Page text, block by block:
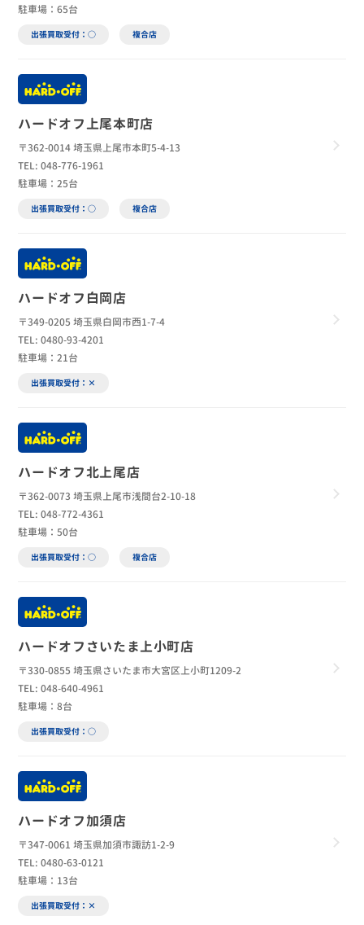
駐車場：65台
出張買取受付：○ 複合店
ハードオフ上尾本町店
〒362-0014 埼玉県上尾市本町5-4-13
TEL: 048-776-1961
駐車場：25台
出張買取受付：○ 複合店
ハードオフ白岡店
〒349-0205 埼玉県白岡市西1-7-4
TEL: 0480-93-4201
駐車場：21台
出張買取受付：×
ハードオフ北上尾店
〒362-0073 埼玉県上尾市浅間台2-10-18
TEL: 048-772-4361
駐車場：50台
出張買取受付：○ 複合店
ハードオフさいたま上小町店
〒330-0855 埼玉県さいたま市大宮区上小町1209-2
TEL: 048-640-4961
駐車場：8台
出張買取受付：○
ハードオフ加須店
〒347-0061 埼玉県加須市諏訪1-2-9
TEL: 0480-63-0121
駐車場：13台
出張買取受付：×